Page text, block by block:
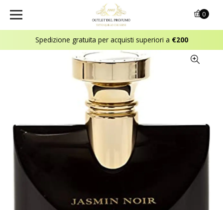
Spedizione gratuita per acquisti superiori a €200
0